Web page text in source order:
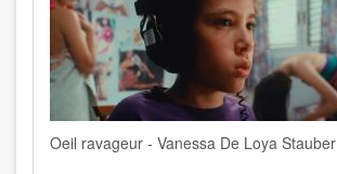
Oeil ravageur - Vanessa De Loya Stauber